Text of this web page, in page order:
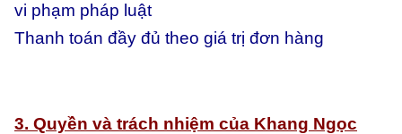
vi phạm pháp luật
Thanh toán đầy đủ theo giá trị đơn hàng
3. Quyền và trách nhiệm của Khang Ngọc